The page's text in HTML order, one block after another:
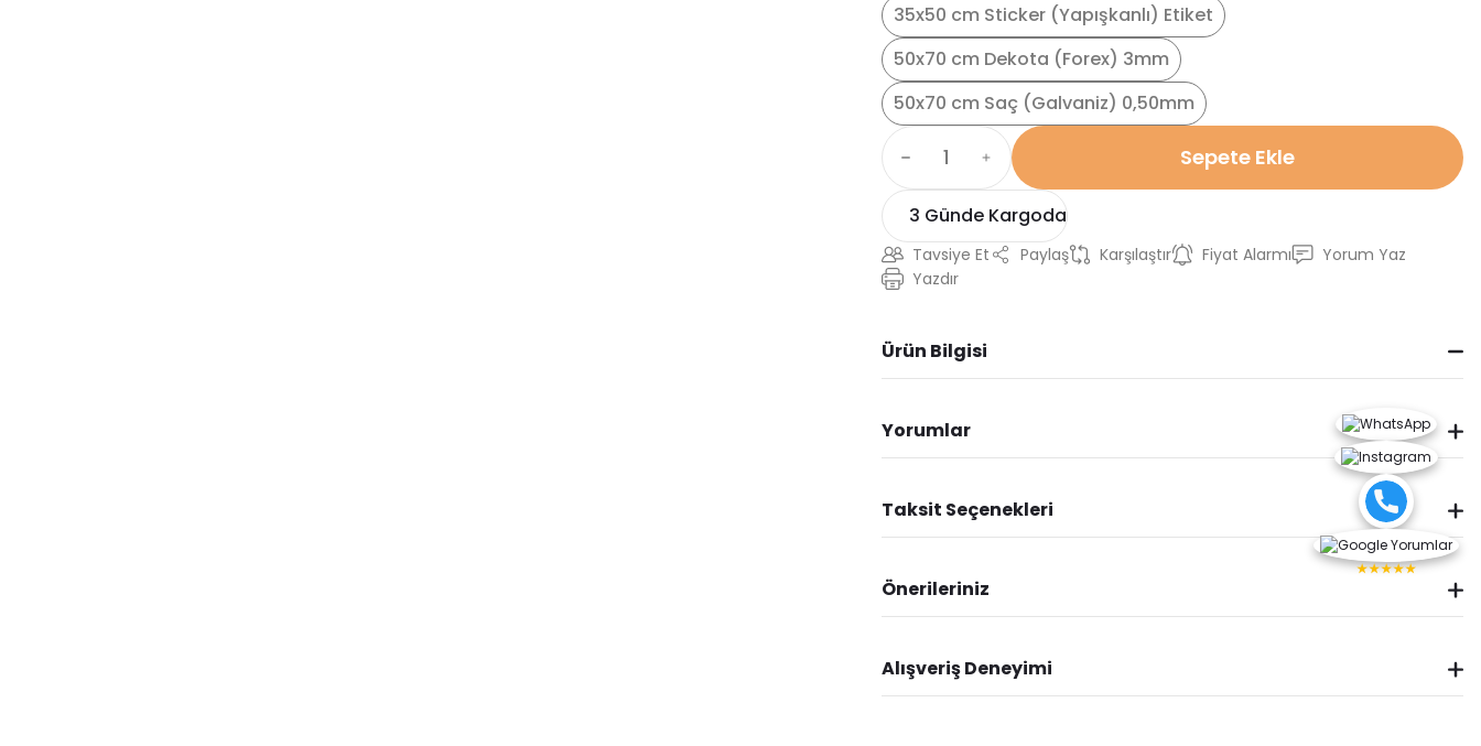
35x50 cm Sticker (Yapışkanlı) Etiket
50x70 cm Dekota (Forex) 3mm
50x70 cm Saç (Galvaniz) 0,50mm
Sepete Ekle
3 Günde Kargoda
Tavsiye Et Paylaş Karşılaştır Fiyat Alarmı
Yorum Yaz
Yazdır
Ürün Bilgisi
Yorumlar
Taksit Seçenekleri
Önerileriniz
Alışveriş Deneyimi
★★★★★